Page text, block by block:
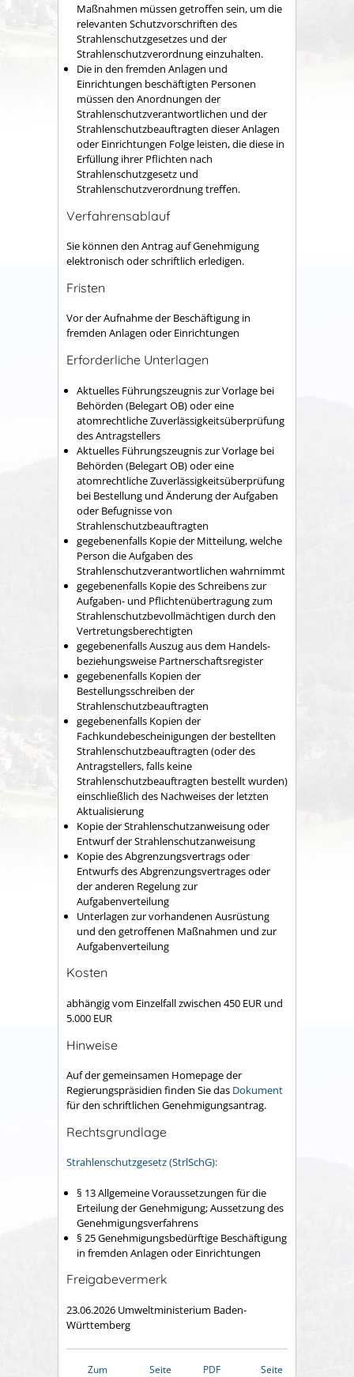
Maßnahmen müssen getroffen sein, um die
relevanten Schutzvorschriften des
Strahlenschutzgesetzes und der
Strahlenschutzverordnung einzuhalten.
Die in den fremden Anlagen und
Einrichtungen beschäftigten Personen
müssen den Anordnungen der
Strahlenschutzverantwortlichen und der
Strahlenschutzbeauftragten dieser Anlagen
oder Einrichtungen Folge leisten, die diese in
Erfüllung ihrer Pflichten nach
Strahlenschutzgesetz und
Strahlenschutzverordnung treffen.
Verfahrensablauf
Sie können den Antrag auf Genehmigung
elektronisch oder schriftlich erledigen.
Fristen
Vor der Aufnahme der Beschäftigung in
fremden Anlagen oder Einrichtungen
Erforderliche Unterlagen
Aktuelles Führungszeugnis zur Vorlage bei
Behörden (Belegart OB) oder eine
atomrechtliche Zuverlässigkeitsüberprüfung
des Antragstellers
Aktuelles Führungszeugnis zur Vorlage bei
Behörden (Belegart OB) oder eine
atomrechtliche Zuverlässigkeitsüberprüfung
bei Bestellung und Änderung der Aufgaben
oder Befugnisse von
Strahlenschutzbeauftragten
gegebenenfalls Kopie der Mitteilung, welche
Person die Aufgaben des
Strahlenschutzverantwortlichen wahrnimmt
gegebenenfalls Kopie des Schreibens zur
Aufgaben- und Pflichtenübertragung zum
Strahlenschutzbevollmächtigen durch den
Vertretungsberechtigten
gegebenenfalls Auszug aus dem Handels-
beziehungsweise Partnerschaftsregister
gegebenenfalls Kopien der
Bestellungsschreiben der
Strahlenschutzbeauftragten
gegebenenfalls Kopien der
Fachkundebescheinigungen der bestellten
Strahlenschutzbeauftragten (oder des
Antragstellers, falls keine
Strahlenschutzbeauftragten bestellt wurden)
einschließlich des Nachweises der letzten
Aktualisierung
Kopie der Strahlenschutzanweisung oder
Entwurf der Strahlenschutzanweisung
Kopie des Abgrenzungsvertrags oder
Entwurfs des Abgrenzungsvertrages oder
der anderen Regelung zur
Aufgabenverteilung
Unterlagen zur vorhandenen Ausrüstung
und den getroffenen Maßnahmen und zur
Aufgabenverteilung
Kosten
abhängig vom Einzelfall zwischen 450 EUR und
5.000 EUR
Hinweise
Auf der gemeinsamen Homepage der
Regierungspräsidien finden Sie das Dokument
für den schriftlichen Genehmigungsantrag.
Rechtsgrundlage
Strahlenschutzgesetz (StrlSchG):
§ 13 Allgemeine Voraussetzungen für die
Erteilung der Genehmigung; Aussetzung des
Genehmigungsverfahrens
§ 25 Genehmigungsbedürftige Beschäftigung
in fremden Anlagen oder Einrichtungen
Freigabevermerk
23.06.2026 Umweltministerium Baden-
Württemberg
Zum
Seite
PDF
Seite